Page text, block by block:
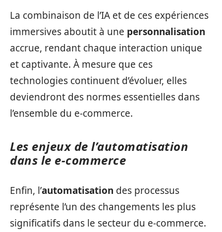
La combinaison de l’IA et de ces expériences
immersives aboutit à une personnalisation
accrue, rendant chaque interaction unique
et captivante. À mesure que ces
technologies continuent d’évoluer, elles
deviendront des normes essentielles dans
l’ensemble du e-commerce.
Les enjeux de l’automatisation
dans le e-commerce
Enfin, l’automatisation des processus
représente l’un des changements les plus
significatifs dans le secteur du e-commerce.